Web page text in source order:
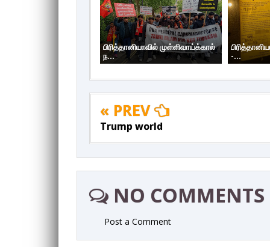
பிரித்தானியாவில் முள்ளிவாய்க்கால்
ந...
-...
« PREV
Trump world
NO COMMENTS
Post a Comment